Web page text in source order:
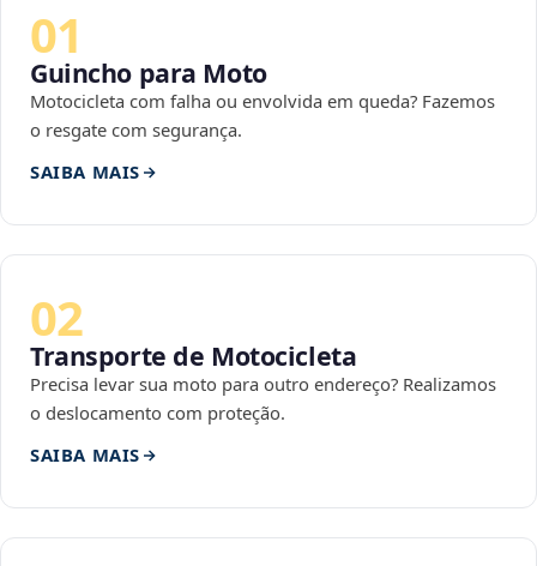
01
Guincho para Moto
Motocicleta com falha ou envolvida em queda? Fazemos
o resgate com segurança.
SAIBA MAIS
02
Transporte de Motocicleta
Precisa levar sua moto para outro endereço? Realizamos
o deslocamento com proteção.
SAIBA MAIS